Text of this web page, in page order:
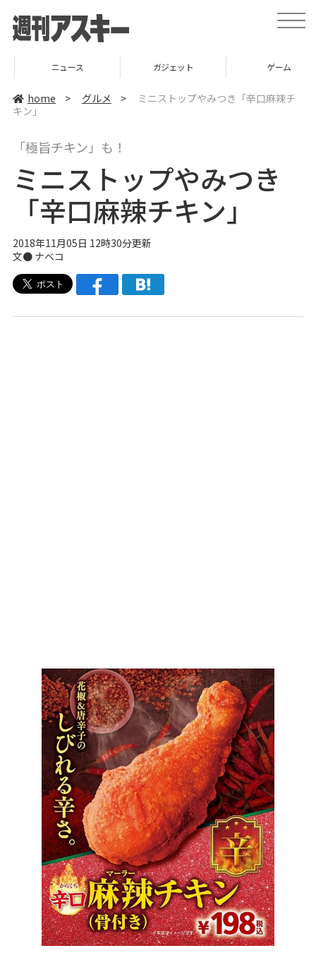
t
o
e
v
ニュース ガジェット ゲーム
home > グルメ >
ミニストップやみつき「辛口麻辣チ
キン」
「極旨チキン」も！
ミニストップやみつき
「辛口麻辣チキン」
2018年11月05日 12時30分更新
文● ナベコ